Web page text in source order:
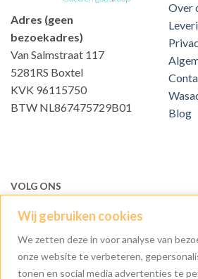
Wij gebruiken cookies
We zetten deze in voor analyse van
onze website te verbeteren,
tonen en social media advertenties te
Adres (geen
bezoekadres)
Van Salmstraat 117
5281RS Boxtel
KVK 96115750
BTW NL867475729B01
Over
Blog
VOLG ONS